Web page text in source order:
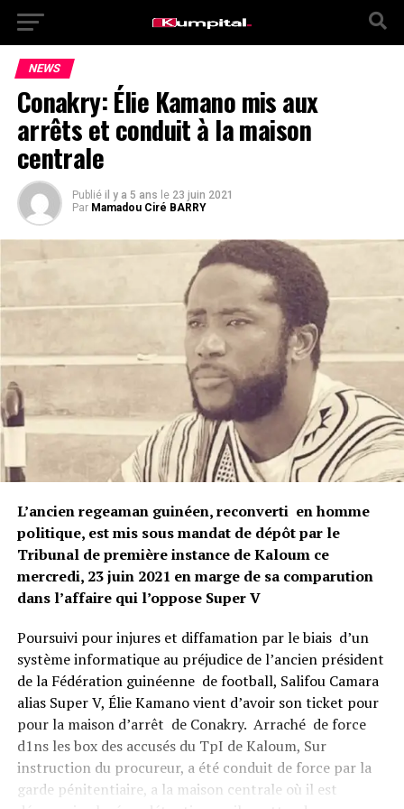
NEWS
Conakry: Élie Kamano mis aux
arrêts et conduit à la maison
centrale
Publié il y a 5 ans le 23 juin 2021
Par Mamadou Ciré BARRY
L’ancien regeaman guinéen, reconverti en homme
politique, est mis sous mandat de dépôt par le
Tribunal de première instance de Kaloum ce
mercredi, 23 juin 2021 en marge de sa comparution
dans l’affaire qui l’oppose Super V
Poursuivi pour injures et diffamation par le biais d’un
système informatique au préjudice de l’ancien président
de la Fédération guinéenne de football, Salifou Camara
alias Super V, Élie Kamano vient d’avoir son ticket pour
pour la maison d’arrêt de Conakry. Arraché de force
d1ns les box des accusés du TpI de Kaloum, Sur
instruction du procureur, a été conduit de force par la
garde pénitentiaire, a la maison centrale où il est